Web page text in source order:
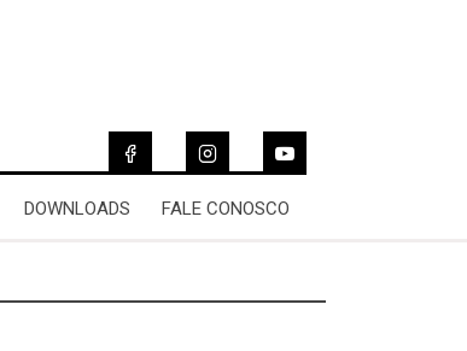
DOWNLOADS FALE CONOSCO